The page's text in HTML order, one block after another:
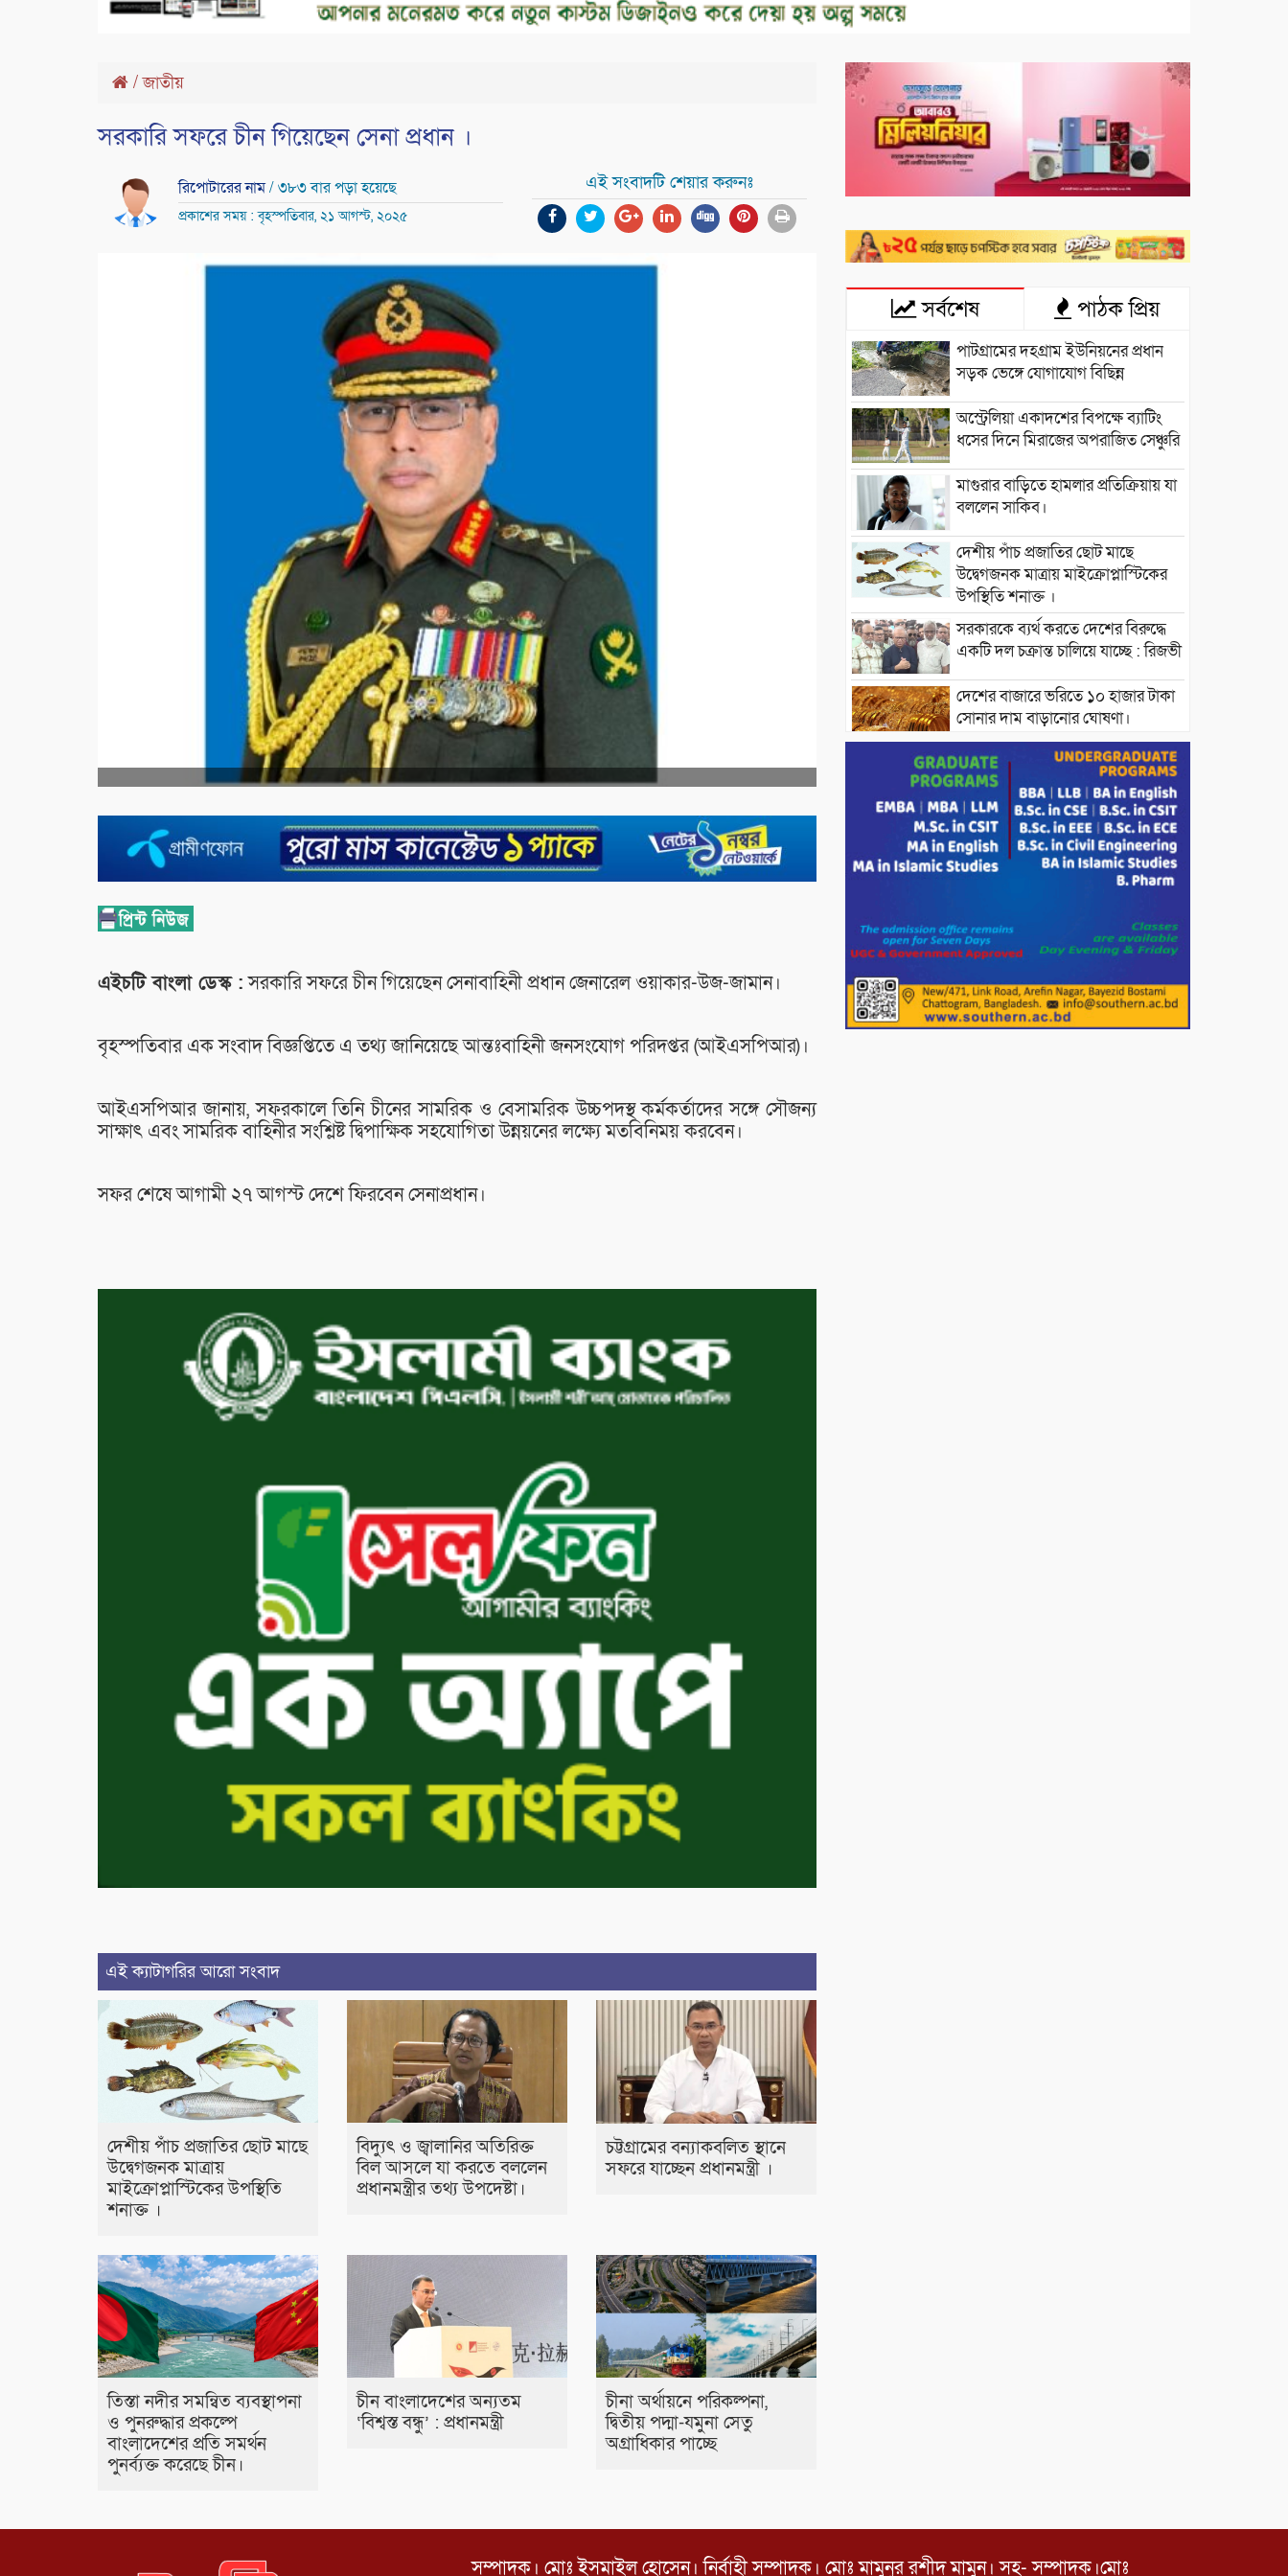
/জাতীয়
সরকারি সফরে চীন গিয়েছেন সেনা প্রধান ।
রিপোটারের নাম/ ৩৮৩ বার পড়া হয়েছে
প্রকাশের সময় : বৃহস্পতিবার, ২১ আগস্ট, ২০২৫
এই সংবাদটি শেয়ার করুনঃ
এইচটি বাংলা ডেস্ক :সরকারি সফরে চীন গিয়েছেন সেনাবাহিনী প্রধান জেনারেল ওয়াকার-উজ-জামান।
বৃহস্পতিবার এক সংবাদ বিজ্ঞপ্তিতে এ তথ্য জানিয়েছে আন্তঃবাহিনী জনসংযোগ পরিদপ্তর (আইএসপিআর)।
আইএসপিআর জানায়, সফরকালে তিনি চীনের সামরিক ও বেসামরিক উচ্চপদস্থ কর্মকর্তাদের সঙ্গে সৌজন্য
সাক্ষাৎ এবং সামরিক বাহিনীর সংশ্লিষ্ট দ্বিপাক্ষিক সহযোগিতা উন্নয়নের লক্ষ্যে মতবিনিময় করবেন।
সফর শেষে আগামী ২৭ আগস্ট দেশে ফিরবেন সেনাপ্রধান।
এই ক্যাটাগরির আরো সংবাদ
দেশীয় পাঁচ প্রজাতির ছোট মাছে
উদ্বেগজনক মাত্রায়
মাইক্রোপ্লাস্টিকের উপস্থিতি
শনাক্ত ।
বিদ্যুৎ ও জ্বালানির অতিরিক্ত
বিল আসলে যা করতে বললেন
প্রধানমন্ত্রীর তথ্য উপদেষ্টা।
চট্টগ্রামের বন্যাকবলিত স্থানে
সফরে যাচ্ছেন প্রধানমন্ত্রী ।
তিস্তা নদীর সমন্বিত ব্যবস্থাপনা
ও পুনরুদ্ধার প্রকল্পে
বাংলাদেশের প্রতি সমর্থন
পুনর্ব্যক্ত করেছে চীন।
চীন বাংলাদেশের অন্যতম
‘বিশ্বস্ত বন্ধু’ : প্রধানমন্ত্রী
চীনা অর্থায়নে পরিকল্পনা,
দ্বিতীয় পদ্মা-যমুনা সেতু
অগ্রাধিকার পাচ্ছে
সর্বশেষ পাঠক প্রিয়
পাটগ্রামের দহগ্রাম ইউনিয়নের প্রধান
সড়ক ভেঙ্গে যোগাযোগ বিছিন্ন
অস্ট্রেলিয়া একাদশের বিপক্ষে ব্যাটিং
ধসের দিনে মিরাজের অপরাজিত সেঞ্চুরি
মাগুরার বাড়িতে হামলার প্রতিক্রিয়ায় যা
বললেন সাকিব।
দেশীয় পাঁচ প্রজাতির ছোট মাছে
উদ্বেগজনক মাত্রায় মাইক্রোপ্লাস্টিকের
উপস্থিতি শনাক্ত ।
সরকারকে ব্যর্থ করতে দেশের বিরুদ্ধে
একটি দল চক্রান্ত চালিয়ে যাচ্ছে : রিজভী
দেশের বাজারে ভরিতে ১০ হাজার টাকা
সোনার দাম বাড়ানোর ঘোষণা।
ভারপ্রাপ্ত রাষ্ট্রপতি হাফিজ উদ্দিন
আহমদের সাথে এইচটি বাংলা অনলাইন
পোর্টাল ও আইপি টিভির সম্পাদক মোঃ
ইসমাইল হোসেনের সৌজন্য সাক্ষাৎ।
পাটগ্রামে জুলাই অভ্যুত্থান দিবস
উপলক্ষে ১১দলীয় গণ মিছিল ও গণ
পোরশায় গণঅভ্যুত্থান দিবসে শহিদ ও
জুলাই যোদ্ধাদের সংবর্ধনা।
১১ দলীয় ঐক্য পোরশা উপজেলা শাখার
আয়োজনে ৫ আগস্ট জুলাই অভ্যুত্থানের
সম্পাদক। মোঃ ইসমাইল হোসেন। নির্বাহী সম্পাদক। মোঃ মামুনুর রশীদ মামুন। সহ- সম্পাদক।মোঃ